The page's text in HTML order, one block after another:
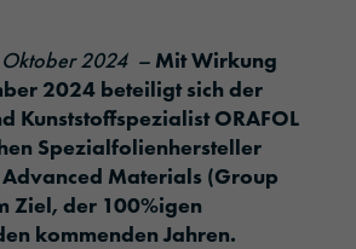
Oktober 2024 – Mit Wirkung
2024 beteiligt sich der
Kunststoffspezialist ORAFOL
Spezialfolienhersteller
Materials (Group
Ziel, der 100%igen
kommenden Jahren.